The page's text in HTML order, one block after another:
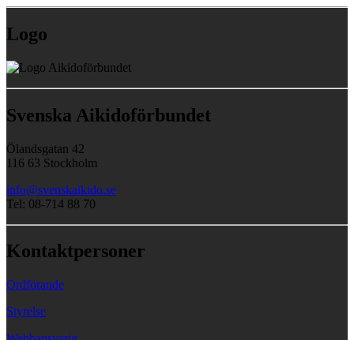
Logo
Svenska Aikidoförbundet
Ölandsgatan 42
116 63 Stockholm
info@svenskaikido.se
Tel: 08-714 88 70
Kontaktpersoner
Ordförande
Styrelse